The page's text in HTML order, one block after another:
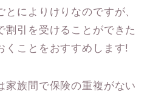
によりけりなのですが、
割引を受けることができた
くことをおすすめします!
家族間で保険の重複がない